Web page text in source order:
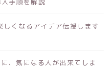
くなるアイデア伝授します
、気になる人が出来てしま